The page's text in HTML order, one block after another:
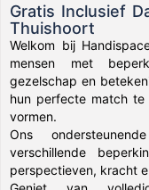
Gratis Inclusief
Thuishoort
Welkom bij
mensen met
gezelschap en
hun perfecte match
vormen.
Ons
verschillende
perspectieven, kracht